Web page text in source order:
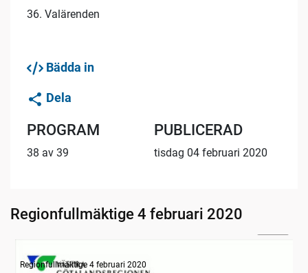
36. Valärenden
Bädda in
Dela
PROGRAM
38 av 39
PUBLICERAD
tisdag 04 februari 2020
Regionfullmäktige 4 februari 2020
Information
Regionfullmäktige 4 februari 2020